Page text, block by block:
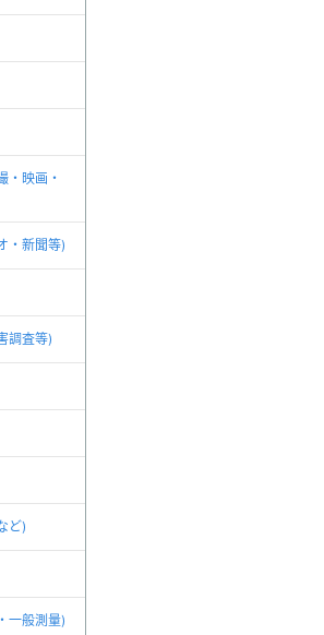
・映画・
・新聞等)
調査等)
ど)
一般測量)